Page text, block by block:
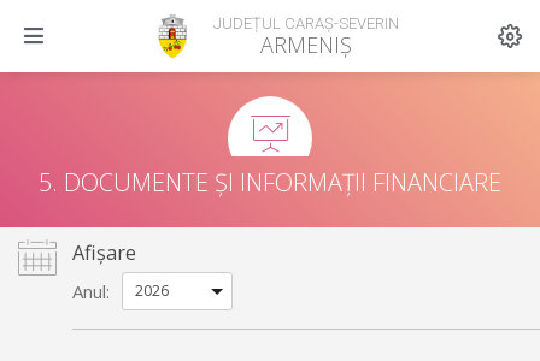
JUDEȚUL CARAȘ-SEVERIN
ARMENIȘ
5. DOCUMENTE ȘI INFORMAȚII FINANCIARE
Afișare
Anul: